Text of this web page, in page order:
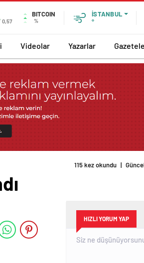
0,57
BITCOIN
%
İSTANBUL
°
Videolar Yazarlar
115 kez okundu |
HIZLI YORUM YAP